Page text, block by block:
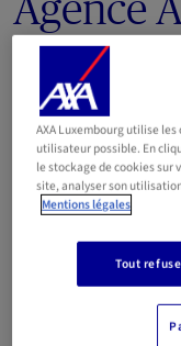
(Carla
Nepper)
27 62 01 96
691 19 31 63 ou
Matricule 2008AC008
conseils et support
AXA Luxembourg utilise
utilisateur possible. En
le stockage de cookies
site, analyser son
Mentions légales
Tout